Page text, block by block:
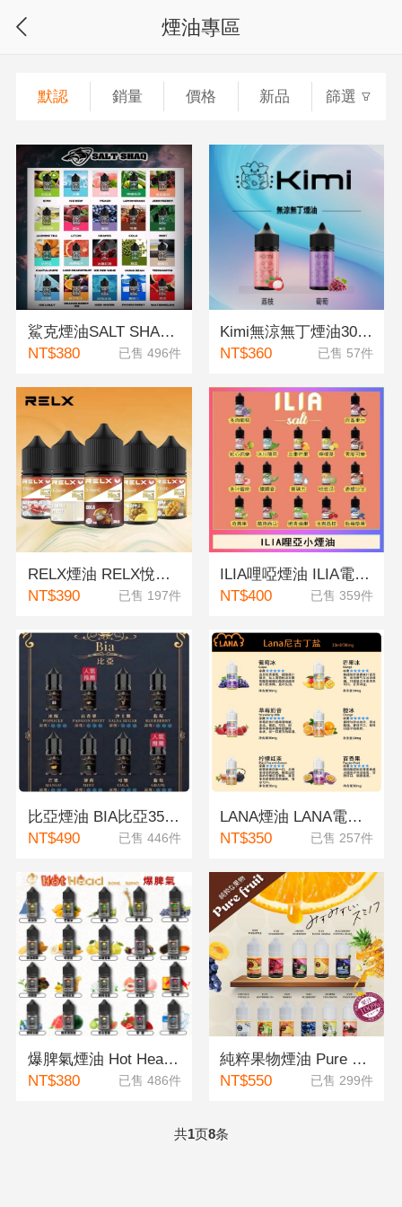
煙油專區
默認 銷量 價格 新品 篩選
鯊克煙油SALT SHAQ 鯊克尼電子煙煙油 30ML/40MG
NT$380
已售 496件
Kimi無涼無丁煙油30ML/40MG
NT$360
已售 57件
RELX煙油 RELX悅刻電子煙煙油 30mg
NT$390
已售 197件
ILIA哩啞煙油 ILIA電子煙煙油 哩哑油 30CC/35MG
NT$400
已售 359件
比亞煙油 BIA比亞35mg-50mg 電子煙煙油
NT$490
已售 446件
LANA煙油 LANA電子煙煙油 30ml 涼煙油 極冰丁鹽 30MG
NT$350
已售 257件
爆脾氣煙油 Hot Heat爆脾氣38mg 電子煙煙油
NT$380
已售 486件
純粹果物煙油 Pure Fruit 純粹果物35mg電子煙煙油
NT$550
已售 299件
共1页8条